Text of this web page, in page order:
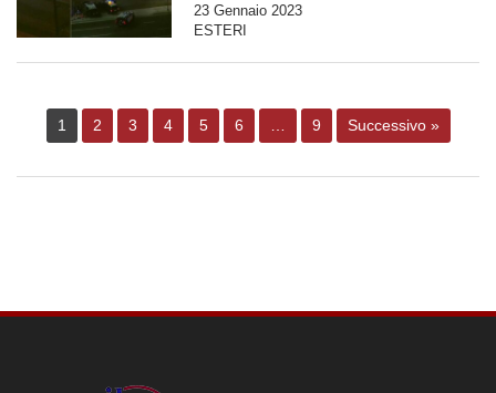
23 Gennaio 2023
ESTERI
1 2 3 4 5 6 9 Successivo »